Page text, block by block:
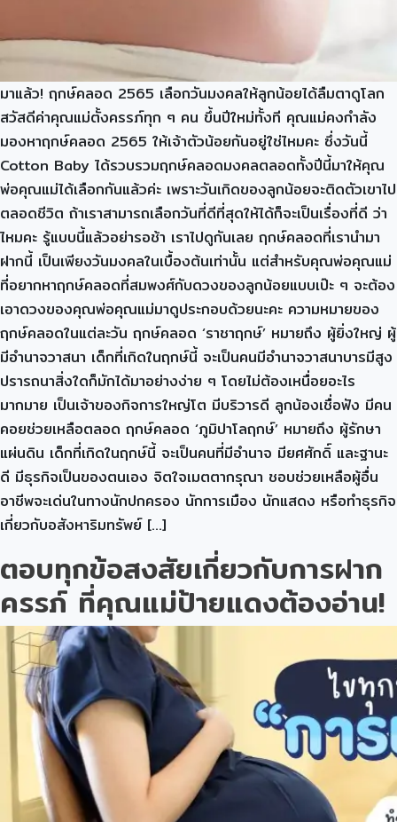
มาแล้ว! ฤกษ์คลอด 2565 เลือกวันมงคลให้ลูกน้อยได้ลืมตาดูโลก
สวัสดีค่าคุณแม่ตั้งครรภ์ทุก ๆ คน ขึ้นปีใหม่ทั้งที คุณแม่คงกำลัง
มองหาฤกษ์คลอด 2565 ให้เจ้าตัวน้อยกันอยู่ใช่ไหมคะ ซึ่งวันนี้
Cotton Baby ได้รวบรวมฤกษ์คลอดมงคลตลอดทั้งปีนี้มาให้คุณ
พ่อคุณแม่ได้เลือกกันแล้วค่ะ เพราะวันเกิดของลูกน้อยจะติดตัวเขาไป
ตลอดชีวิต ถ้าเราสามารถเลือกวันที่ดีที่สุดให้ได้ก็จะเป็นเรื่องที่ดี ว่า
ไหมคะ รู้แบบนี้แล้วอย่ารอช้า เราไปดูกันเลย ฤกษ์คลอดที่เรานำมา
ฝากนี้ เป็นเพียงวันมงคลในเบื้องต้นเท่านั้น แต่สำหรับคุณพ่อคุณแม่
ที่อยากหาฤกษ์คลอดที่สมพงศ์กับดวงของลูกน้อยแบบเป๊ะ ๆ จะต้อง
เอาดวงของคุณพ่อคุณแม่มาดูประกอบด้วยนะคะ ความหมายของ
ฤกษ์คลอดในแต่ละวัน ฤกษ์คลอด ‘ราชาฤกษ์’ หมายถึง ผู้ยิ่งใหญ่ ผู้
มีอำนาจวาสนา เด็กที่เกิดในฤกษ์นี้ จะเป็นคนมีอำนาจวาสนาบารมีสูง
ปรารถนาสิ่งใดก็มักได้มาอย่างง่าย ๆ โดยไม่ต้องเหนื่อยอะไร
มากมาย เป็นเจ้าของกิจการใหญ่โต มีบริวารดี ลูกน้องเชื่อฟัง มีคน
คอยช่วยเหลือตลอด ฤกษ์คลอด ‘ภูมิปาโลฤกษ์’ หมายถึง ผู้รักษา
แผ่นดิน เด็กที่เกิดในฤกษ์นี้ จะเป็นคนที่มีอำนาจ มียศศักดิ์ และฐานะ
ดี มีธุรกิจเป็นของตนเอง จิตใจเมตตากรุณา ชอบช่วยเหลือผู้อื่น
อาชีพจะเด่นในทางนักปกครอง นักการเมือง นักแสดง หรือทำธุรกิจ
เกี่ยวกับอสังหาริมทรัพย์ […]
ตอบทุกข้อสงสัยเกี่ยวกับการฝาก
ครรภ์ ที่คุณแม่ป้ายแดงต้องอ่าน!